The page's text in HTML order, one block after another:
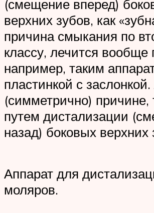
(смещение вперед)
верхних зубов, как
причина смыкания по
классу, лечится вообще
например, таким
пластинкой с
(симметрично) причине,
путем дистализации
назад) боковых верхних
Аппарат для
моляров.